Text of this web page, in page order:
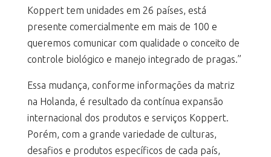
Koppert tem unidades em 26 países, está
presente comercialmente em mais de 100 e
queremos comunicar com qualidade o conceito de
controle biológico e manejo integrado de pragas.”
Essa mudança, conforme informações da matriz
na Holanda, é resultado da contínua expansão
internacional dos produtos e serviços Koppert.
Porém, com a grande variedade de culturas,
desafios e produtos específicos de cada país,